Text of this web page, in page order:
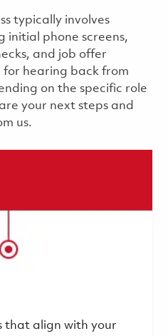
typically involves
initial phone screens,
and job offer
for hearing back from
on the specific role
your next steps and
us.
that align with your